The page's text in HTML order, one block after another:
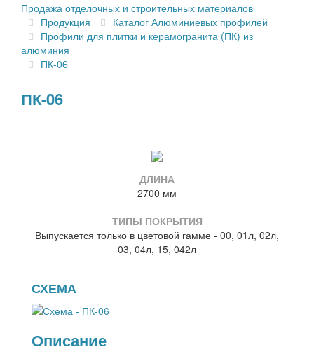
Продажа отделочных и строительных материалов
Продукция
Каталог Алюминиевых профилей
Профили для плитки и керамогранита (ПК) из
алюминия
ПК-06
ПК-06
ДЛИНА
2700 мм
ТИПЫ ПОКРЫТИЯ
Выпускается только в цветовой гамме - 00, 01л, 02л,
03, 04л, 15, 042л
СХЕМА
Описание